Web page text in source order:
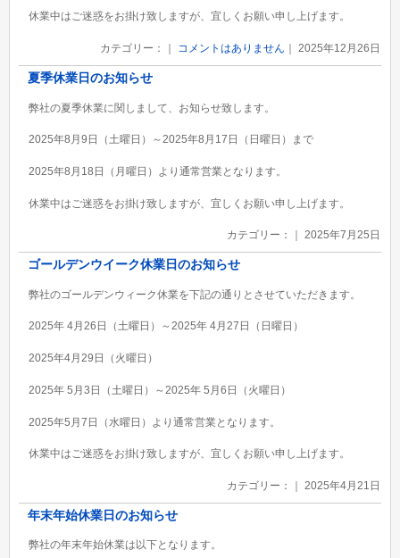
休業中はご迷惑をお掛け致しますが、宜しくお願い申し上げます。
カテゴリー：｜ コメントはありません ｜ 2025年12月26日
夏季休業日のお知らせ
弊社の夏季休業に関しまして、お知らせ致します。
2025年8月9日（土曜日）～2025年8月17日（日曜日）まで
2025年8月18日（月曜日）より通常営業となります。
休業中はご迷惑をお掛け致しますが、宜しくお願い申し上げます。
カテゴリー：｜ 2025年7月25日
ゴールデンウイーク休業日のお知らせ
弊社のゴールデンウィーク休業を下記の通りとさせていただきます。
2025年 4月26日（土曜日）～2025年 4月27日（日曜日）
2025年4月29日（火曜日）
2025年 5月3日（土曜日）～2025年 5月6日（火曜日）
2025年5月7日（水曜日）より通常営業となります。
休業中はご迷惑をお掛け致しますが、宜しくお願い申し上げます。
カテゴリー：｜ 2025年4月21日
年末年始休業日のお知らせ
弊社の年末年始休業は以下となります。